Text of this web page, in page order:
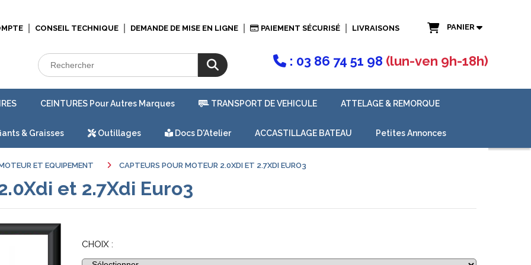
 : 03 86 74 51 98 (lun-ven 9h-18h)
CONSEIL TECHNIQUE DEMANDE DE MISE EN LIGNE PAIEMENT SÉCURISÉ LIVRAISONS PANIER
CEINTURES Pour Autres Marques TRANSPORT DE VEHICULE ATTELAGE & REMORQUE
& Graisses Outillages Docs D'Atelier ACCASTILLAGE BATEAU Petites Annonces
ET EQUIPEMENT CAPTEURS POUR MOTEUR 2.0XDI ET 2.7XDI EURO3
et 2.7Xdi Euro3
CHOIX :